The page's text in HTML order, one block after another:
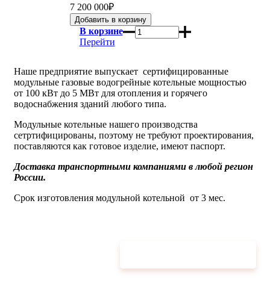
7 200 000₽
В корзине
Перейти
Наше предприятие выпускает сертифицированные
модульные газовые водогрейные котельные мощностью
от 100 кВт до 5 МВт для отопления и горячего
водоснабжения зданий любого типа.
Модульные котельные нашего производства
сетртифицированы, поэтому не требуют проектирования,
поставляются как готовое изделие, имеют паспорт.
Доставка транспортными компаниями в любой регион
России.
Срок изготовления модульной котельной от 3 мес.